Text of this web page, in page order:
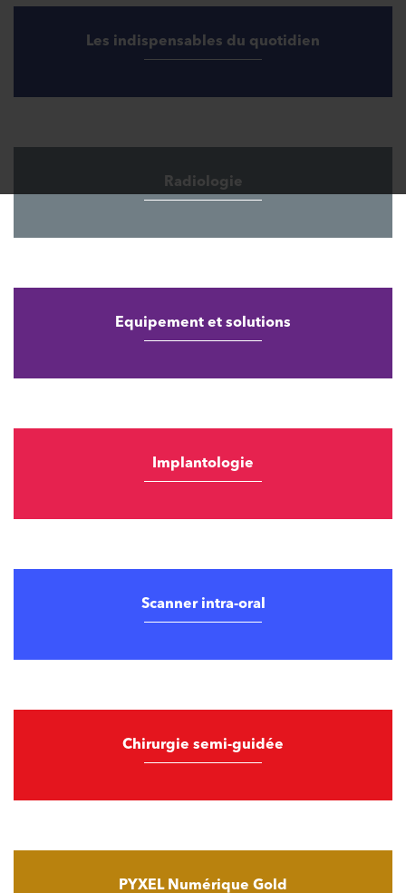
Les indispensables du quotidien
Radiologie
Equipement et solutions
Implantologie
Scanner intra-oral
Chirurgie semi-guidée
PYXEL Numérique Gold